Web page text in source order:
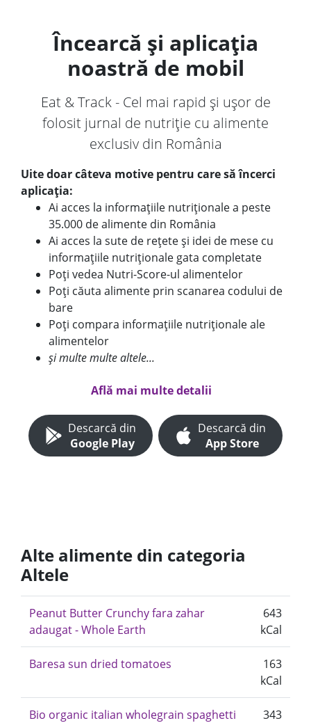
Încearcă și aplicația
noastră de mobil
Eat & Track - Cel mai rapid și ușor de
folosit jurnal de nutriție cu alimente
exclusiv din România
Uite doar câteva motive pentru care să încerci
aplicația:
Ai acces la informațiile nutriționale a peste
35.000 de alimente din România
Ai acces la sute de rețete și idei de mese cu
informațiile nutriționale gata completate
Poți vedea Nutri-Score-ul alimentelor
Poți căuta alimente prin scanarea codului de
bare
Poți compara informațiile nutriționale ale
alimentelor
și multe multe altele...
Află mai multe detalii
Descarcă din
Google Play
Descarcă din
App Store
Alte alimente din categoria
Altele
Peanut Butter Crunchy fara zahar
adaugat - Whole Earth
643
kCal
Baresa sun dried tomatoes
163
kCal
Bio organic italian wholegrain spaghetti
343